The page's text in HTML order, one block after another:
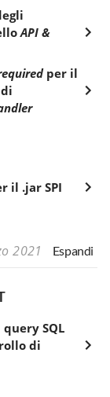
API &
per il
il .jar SPI
2021 Espandi
SQL
di